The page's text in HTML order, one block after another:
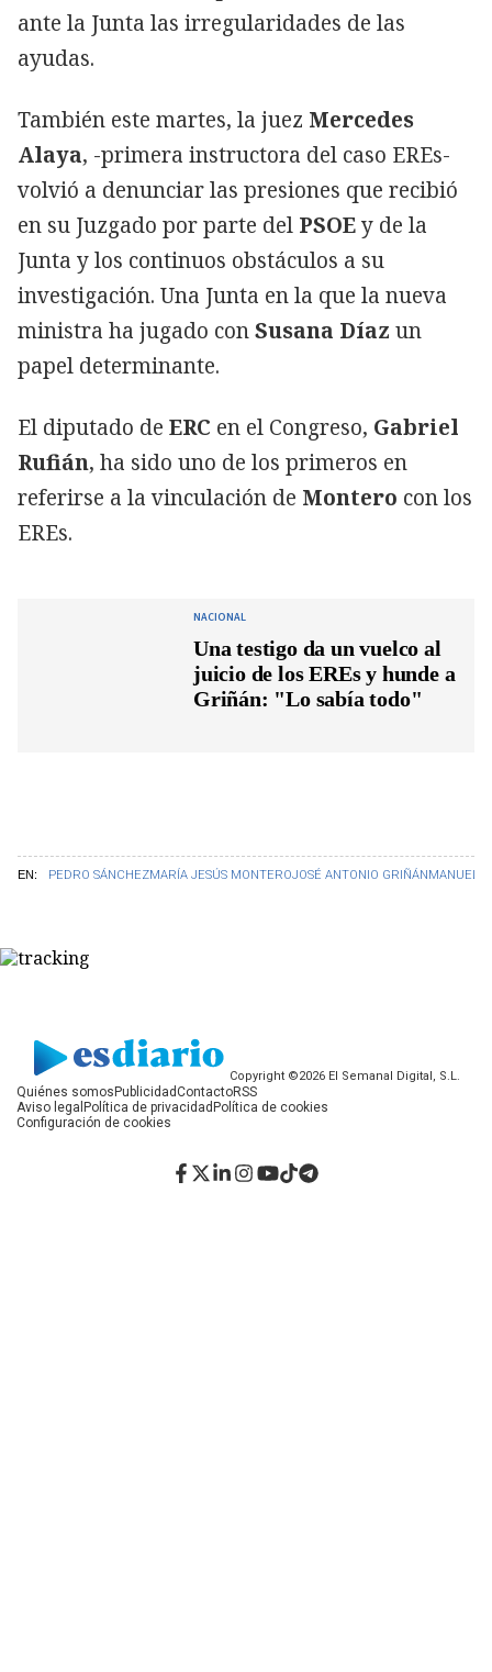
EN: PEDRO SÁNCHEZMARÍA JESÚS MONTEROJOSÉ ANTONIO GRIÑÁNMANUEL
ante la Junta las irregularidades de las
ayudas.
También este martes, la juez Mercedes
Alaya, -primera instructora del caso EREs-
volvió a denunciar las presiones que recibió
en su Juzgado por parte del PSOEy de la
Junta y los continuos obstáculos a su
investigación. Una Junta en la que la nueva
ministra ha jugado conSusana Díaz un
papel determinante.
El diputado de ERC en el Congreso, Gabriel
Rufián, ha sido uno de los primeros en
referirse a la vinculación de Montero con los
EREs.
NACIONAL
Una testigo da un vuelco al
juicio de los EREs y hunde a
Griñán: "Lo sabía todo"
Copyright ©2026 El Semanal Digital, S.L.
Quiénes somos PublicidadContactoRSS
Aviso legal Política de privacidad Política de cookies
Configuración de cookies
Facebook
Twitter
LinkedIn
Instagram
YouTube
TikTok
Telegram